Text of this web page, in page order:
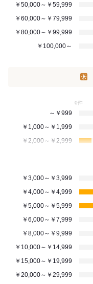
￥50,000～￥59,999
￥60,000～￥79,999
￥80,000～￥99,999
￥100,000～
0件
～￥999
￥1,000～￥1,999
￥2,000～￥2,999
￥3,000～￥3,999
￥4,000～￥4,999
￥5,000～￥5,999
￥6,000～￥7,999
￥8,000～￥9,999
￥10,000～￥14,999
￥15,000～￥19,999
￥20,000～￥29,999